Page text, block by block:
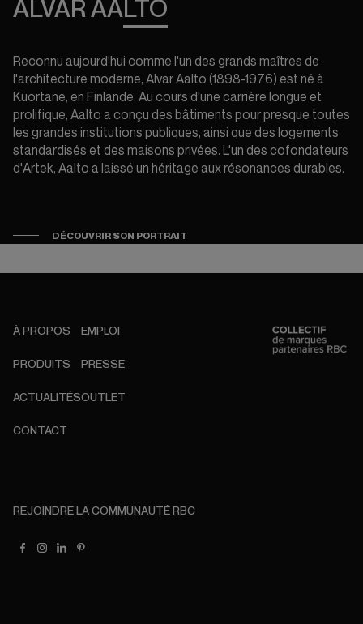
ALVAR AALTO
Reconnu aujourd'hui comme l'un des grands maîtres de
l'architecture moderne, Alvar Aalto (1898-1976) est né à
Kuortane, en Finlande. Au cours d'une carrière longue et
prolifique, Aalto a conçu des bâtiments pour presque toutes
les grandes institutions publiques, ainsi que des logements
standardisés et des maisons privées. L'un des cofondateurs
d'Artek, Aalto a laissé un héritage aux résonances durables.
DÉCOUVRIR SON PORTRAIT
À PROPOS
PRODUITS
ACTUALITÉS
CONTACT
EMPLOI
PRESSE
OUTLET
REJOINDRE LA COMMUNAUTÉ RBC